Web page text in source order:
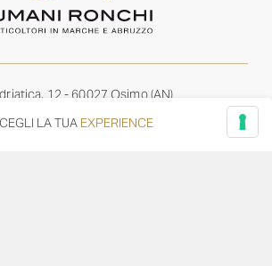
12 - 60027 Osimo (AN)
wine@umanironchi.it
LA TUA EXPERIENCE